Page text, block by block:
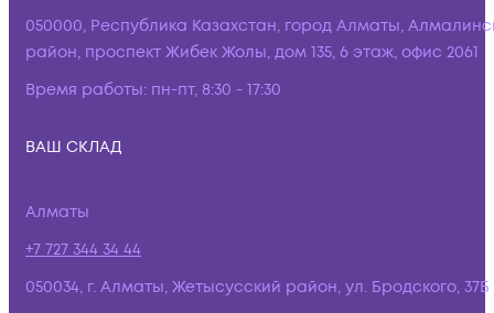
050000, Республика Казахстан, город Алматы,
район, проспект Жибек Жолы, дом 135, 6 этаж, офис 2061
Время работы: пн-пт, 8:30 - 17:30
ВАШ СКЛАД
Алматы
+7 727 344 34 44
050034, г. Алматы, Жетысусский район, ул. Бродского, 37Б